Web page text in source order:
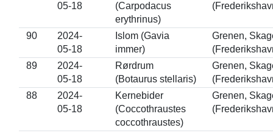
05-18
(Carpodacus
erythrinus)
90
2024-
05-18
Islom (Gavia
immer)
Grenen,
89
2024-
05-18
Rørdrum
(Botaurus stellaris)
Grenen,
88
2024-
05-18
Kernebider
(Coccothraustes
coccothraustes)
Grenen,